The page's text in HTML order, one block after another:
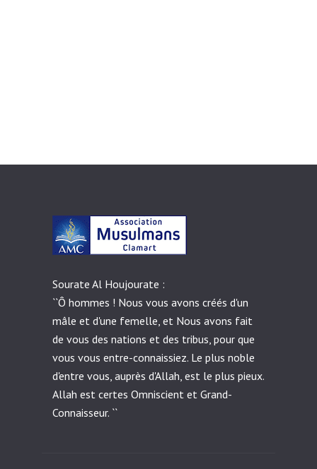
Sourate Al Houjourate :
``Ô hommes ! Nous vous avons créés d'un
mâle et d'une femelle, et Nous avons fait
de vous des nations et des tribus, pour que
vous vous entre-connaissiez. Le plus noble
d'entre vous, auprès d'Allah, est le plus pieux.
Allah est certes Omniscient et Grand-
Connaisseur. ``